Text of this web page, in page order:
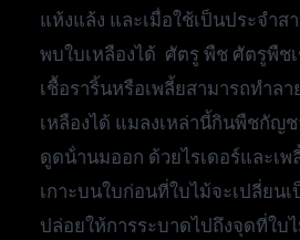
แห้งแล้ง และเมื่อใช้เป็นประจําส
พบใบเหลืองได้ ศัตรู พืช ศัตรูพืช
เชื้อราริ้นหรือเพลี้ยสามารถทําล
เหลืองได้ แมลงเหล่านี้กินพืชกัญ
ดูดน้ํานมออก ด้วยไรเดอร์และเ
เกาะบนใบก่อนที่ใบไม้จะเปลี่ยน
ปล่อยให้การระบาดไปถึงจุดที่ใ